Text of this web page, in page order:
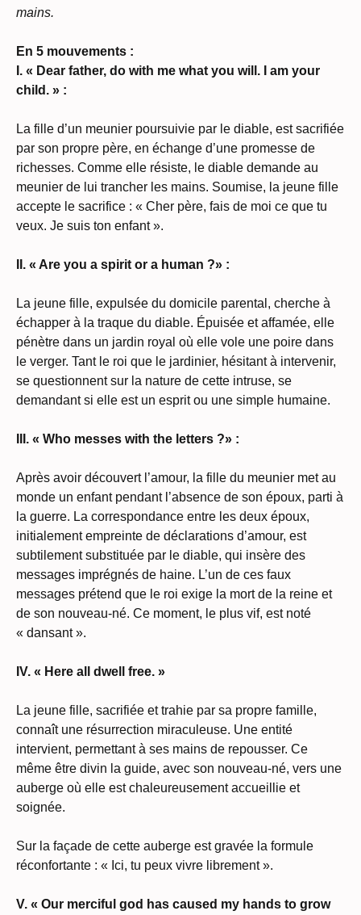
mains.
En 5 mouvements :
I. « Dear father, do with me what you will. I am your
child. » :
La fille d’un meunier poursuivie par le diable, est sacrifiée
par son propre père, en échange d’une promesse de
richesses. Comme elle résiste, le diable demande au
meunier de lui trancher les mains. Soumise, la jeune fille
accepte le sacrifice : « Cher père, fais de moi ce que tu
veux. Je suis ton enfant ».
II. « Are you a spirit or a human ?» :
La jeune fille, expulsée du domicile parental, cherche à
échapper à la traque du diable. Épuisée et affamée, elle
pénètre dans un jardin royal où elle vole une poire dans
le verger. Tant le roi que le jardinier, hésitant à intervenir,
se questionnent sur la nature de cette intruse, se
demandant si elle est un esprit ou une simple humaine.
III. « Who messes with the letters ?» :
Après avoir découvert l’amour, la fille du meunier met au
monde un enfant pendant l’absence de son époux, parti à
la guerre. La correspondance entre les deux époux,
initialement empreinte de déclarations d’amour, est
subtilement substituée par le diable, qui insère des
messages imprégnés de haine. L’un de ces faux
messages prétend que le roi exige la mort de la reine et
de son nouveau-né. Ce moment, le plus vif, est noté
« dansant ».
IV. « Here all dwell free. »
La jeune fille, sacrifiée et trahie par sa propre famille,
connaît une résurrection miraculeuse. Une entité
intervient, permettant à ses mains de repousser. Ce
même être divin la guide, avec son nouveau-né, vers une
auberge où elle est chaleureusement accueillie et
soignée.
Sur la façade de cette auberge est gravée la formule
réconfortante : « Ici, tu peux vivre librement ».
V. « Our merciful god has caused my hands to grow